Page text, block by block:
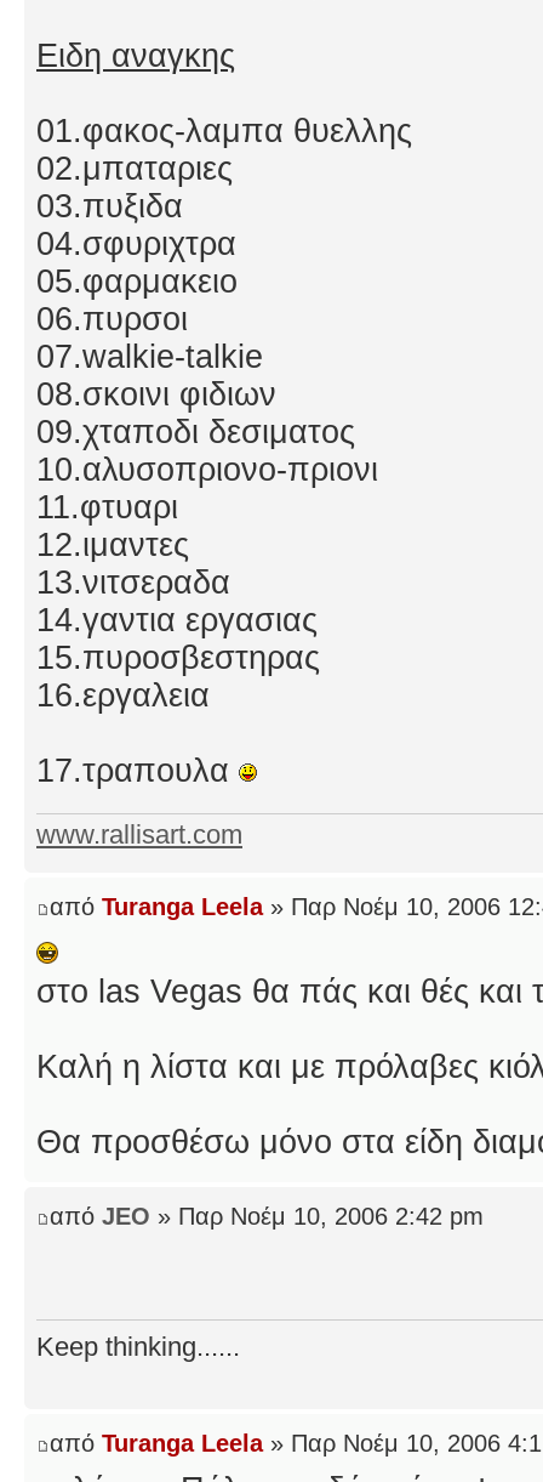
Ειδη αναγκης
01.φακος-λαμπα θυελλης
02.μπαταριες
03.πυξιδα
04.σφυριχτρα
05.φαρμακειο
06.πυρσοι
07.walkie-talkie
08.σκοινι φιδιων
09.χταποδι δεσιματος
10.αλυσοπριονο-πριονι
11.φτυαρι
12.ιμαντες
13.νιτσεραδα
14.γαντια εργασιας
15.πυροσβεστηρας
16.εργαλεια
17.τραπουλα
www.rallisart.com
από Turanga Leela» Παρ Νοέμ 10, 2006
στο las Vegas θα πάς και θές και
Καλή η λίστα και με πρόλαβες
Θα προσθέσω μόνο στα είδη
από JEO » Παρ Νοέμ 10, 2006 2:42 pm
Keep thinking......
από Turanga Leela» Παρ Νοέμ 10, 2006